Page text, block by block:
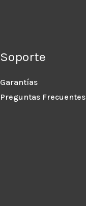
Soporte
Garantías
Preguntas Frecuentes